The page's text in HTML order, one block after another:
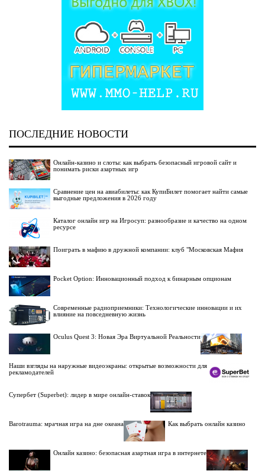
ПОСЛЕДНИЕ НОВОСТИ
Онлайн-казино и слоты: как выбрать безопасный игровой сайт и
понимать риски азартных игр
Сравнение цен на авиабилеты: как КупиБилет помогает найти самые
выгодные предложения в 2026 году
Каталог онлайн игр на Игросуп: разнообразие и качество на одном
ресурсе
Поиграть в мафию в дружной компании: клуб "Московская Мафия
Pocket Option: Инновационный подход к бинарным опционам
Современные радиоприемники: Технологические инновации и их
влияние на повседневную жизнь
Oculus Quest 3: Новая Эра Виртуальной Реальности
Наши взгляды на наружные видеоэкраны: открытые возможности для
рекламодателей
Супербет (Superbet): лидер в мире онлайн-ставок
Barotrauma: мрачная игра на дне океана Как выбрать онлайн казино
Онлайн казино: безопасная азартная игра в интернете